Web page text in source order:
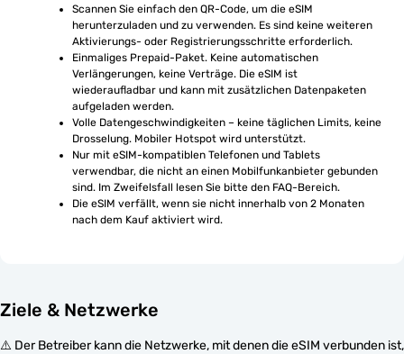
Scannen Sie einfach den QR-Code, um die eSIM
herunterzuladen und zu verwenden. Es sind keine weiteren
Aktivierungs- oder Registrierungsschritte erforderlich.
Einmaliges Prepaid-Paket. Keine automatischen
Verlängerungen, keine Verträge. Die eSIM ist
wiederaufladbar und kann mit zusätzlichen Datenpaketen
aufgeladen werden.
Volle Datengeschwindigkeiten – keine täglichen Limits, keine
Drosselung. Mobiler Hotspot wird unterstützt.
Nur mit eSIM-kompatiblen Telefonen und Tablets
verwendbar, die nicht an einen Mobilfunkanbieter gebunden
sind. Im Zweifelsfall lesen Sie bitte den FAQ-Bereich.
Die eSIM verfällt, wenn sie nicht innerhalb von 2 Monaten
nach dem Kauf aktiviert wird.
Ziele & Netzwerke
⚠️ Der Betreiber kann die Netzwerke, mit denen die eSIM verbunden ist,